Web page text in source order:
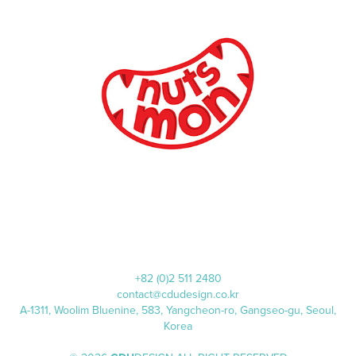
+82 (0)2 511 2480
contact@cdudesign.co.kr
A-1311, Woolim Bluenine, 583, Yangcheon-ro, Gangseo-gu, Seoul,
Korea